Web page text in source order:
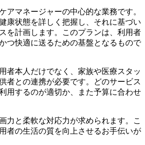
アマネージャーの中心的な業務です。
康状態を詳しく把握し、それに基づい
を計画します。このプランは、利用者
つ快適に送るための基盤となるもので
者本人だけでなく、家族や医療スタッ
者との連携が必要です。どのサービス
用するのが適切か、また予算に合わせ
力と柔軟な対応力が求められます。こ
者の生活の質を向上させるお手伝いが